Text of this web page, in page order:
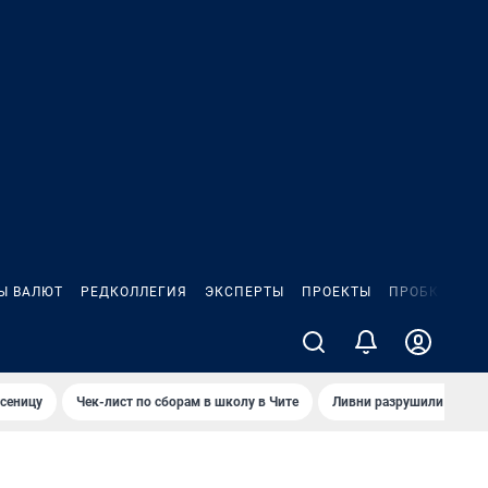
ВАЛЮТ РЕДКОЛЛЕГИЯ ЭКСПЕРТЫ ПРОЕКТЫ ПРОБКИ
Чек-лист по сборам в школу в Чите Ливни разрушили